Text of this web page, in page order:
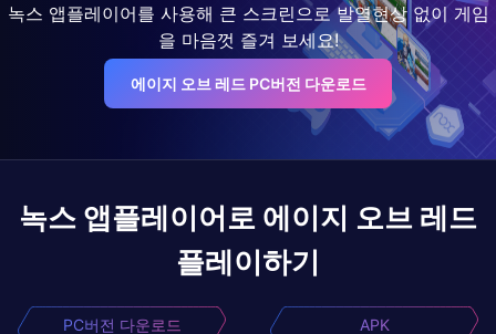
녹스 앱플레이어를 사용해 큰 스크린으로 발열현상 없이 게임
을 마음껏 즐겨 보세요!
에이지 오브 레드 PC버전 다운로드
녹스 앱플레이어로 에이지 오브 레드
플레이하기
PC버전 다운로드 APK